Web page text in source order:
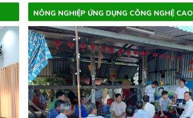
NÔNG NGHIỆP ỨNG DỤNG CÔNG NGHỆ CAO